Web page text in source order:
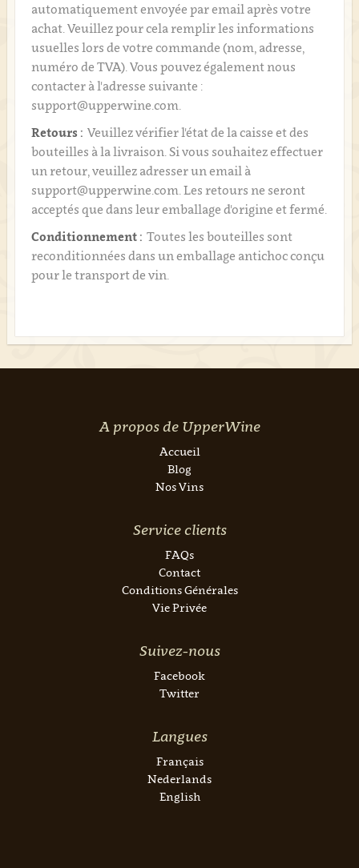
automatiquement envoyée par email après votre
achat. Veuillez pour cela remplir les informations
usuelles lors de votre commande (nom, adresse,
numéro de TVA). Vous pouvez également nous
contacter à l'adresse suivante :
support@upperwine.com.
Retours : Veuillez vérifier l'état de la caisse et des
bouteilles à la livraison. Si vous souhaitez effectuer
un retour, veuillez adresser un email à
support@upperwine.com. Les retours ne seront
acceptés que dans leur emballage d'origine et fermé.
Conditionnement : Toutes les bouteilles sont
reconditionnées dans un emballage antichoc conçu
pour le transport de vin.
A propos de UpperWine
Accueil
Blog
Nos Vins
Service clients
FAQs
Contact
Conditions Générales
Vie Privée
Suivez-nous
Facebook
Twitter
Langues
Français
Nederlands
English